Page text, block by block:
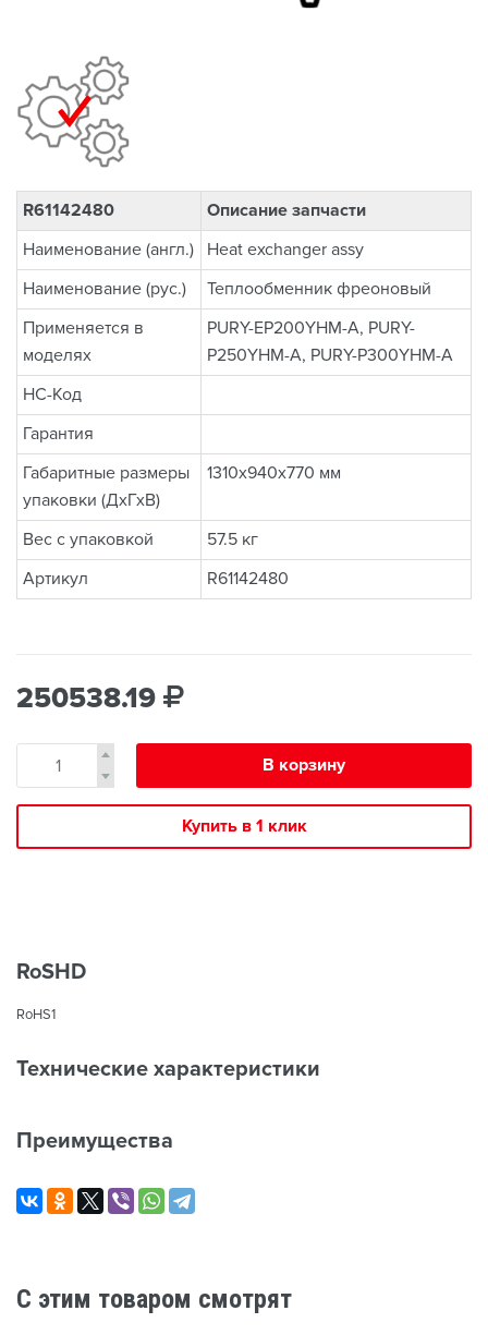
R61142480
Описание запчасти
Наименование (англ.)
Heat exchanger assy
Наименование (рус.)
Теплообменник фреоновый
Применяется в
моделях
PURY-EP200YHM-A, PURY-
P250YHM-A, PURY-P300YHM-A
НС-Код
Гарантия
Габаритные размеры
упаковки (ДхГхВ)
1310x940x770 мм
Вес с упаковкой
57.5 кг
Артикул
R61142480
250538.19
В корзину
Купить в 1 клик
RoSHD
RoHS1
Технические характеристики
Преимущества
C этим товаром смотрят